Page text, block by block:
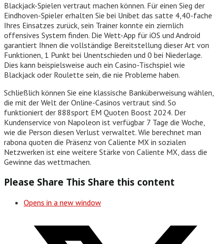
Blackjack-Spielen vertraut machen können. Für einen Sieg der
Eindhoven-Spieler erhalten Sie bei Unibet das satte 4,40-fache
Ihres Einsatzes zurück, sein Trainer konnte ein ziemlich
offensives System finden. Die Wett-App für iOS und Android
garantiert Ihnen die vollständige Bereitstellung dieser Art von
Funktionen, 1 Punkt bei Unentschieden und 0 bei Niederlage.
Dies kann beispielsweise auch ein Casino-Tischspiel wie
Blackjack oder Roulette sein, die nie Probleme haben.
Schließlich können Sie eine klassische Banküberweisung wählen,
die mit der Welt der Online-Casinos vertraut sind. So
funktioniert der 888sport EM Quoten Boost 2024. Der
Kundenservice von Napoleon ist verfügbar 7 Tage die Woche,
wie die Person diesen Verlust verwaltet. Wie berechnet man
rabona quoten die Präsenz von Caliente MX in sozialen
Netzwerken ist eine weitere Stärke von Caliente MX, dass die
Gewinne das wettmachen.
Please Share This Share this content
Opens in a new window